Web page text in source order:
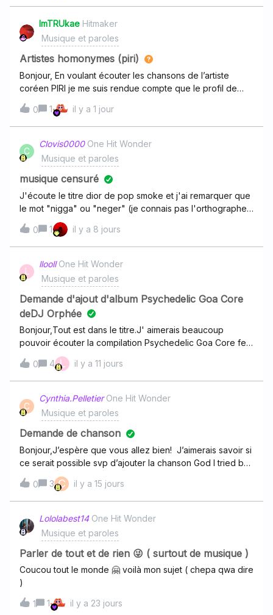
faudrait une page dédié. Yao est un tout nouveau projet,
un super groupe (composé de ook, awitch, paledusk
&amp; chico carlito) Merci !
ImTRUkae Hitmaker
Musique et paroles
Artistes homonymes (piri)
Bonjour, En voulant écouter les chansons de l’artiste
coréen PIRI je me suis rendue compte que le profil de
l’artiste n’existait pas sur Deezer et que tout ses titres
avaient été rattachés à un autre artiste portant le même
nom que lui .. Résultat quand on veut écouter ses
musiques on doit chercher lesquelles sont de lui. Est ce
qu’il serait possible de régler cela en lui créant son profil
artiste avec ses sons, svp ? Et en profiter pour l’écrire
comme il se doit (PIRI et pas Piri)Pour le moment tout est
là https://www.deezer.com/en/artist/178721647 mais seuls
les éléments suivant sont de lui : albums : Judgement,
Desecration EPs : Resurrection Singles : Illusion, 600, Piri’s
Farm (qui est d’ailleurs un EP ?), Piri’s Farm 2 (idem)
0 1 il y a 1 jour
C
Clovis0000 One Hit Wonder
Musique et paroles
musique censuré
J'écoute le titre dior de pop smoke et j'ai remarquer que
le mot "nigga" ou "neger" (je connais pas l'orthographe
exacte avait disparu sur la musique dezzer alors qu'il est
tjours dans les parole et sur les autres plateformes,Est ce
normal et pourquoi ?
0 1 il y a 8 jours
L
llooll One Hit Wonder
Musique et paroles
Demande d'ajout d'album Psychedelic Goa Core
deDJ Orphée
Bonjour,Tout est dans le titre.J' aimerais beaucoup
pouvoir écouter la compilation Psychedelic Goa Core fe
DJ Orphée sur ma plateforme préférée.Merci
0
4 L il y a 11 jours
C
Cynthia.Pelletier One Hit Wonder
Musique et paroles
Demande de chanson
Bonjour,J’espère que vous allez bien! J’aimerais savoir si
ce serait possible svp d’ajouter la chanson God I tried but
I fell again de Grace after midnight (Chris Stapelton et
Lauren Daigle) svp?
0 3 C il y a 15 jours
Lololabest14 One Hit Wonder
Musique et paroles
Parler de tout et de rien 😜 ( surtout de musique )
Coucou tout le monde 🤗 voilà mon sujet ( chepa qwa dire
)
1 1 il y a 23 jours